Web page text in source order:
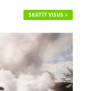
SKATĪT VISUS